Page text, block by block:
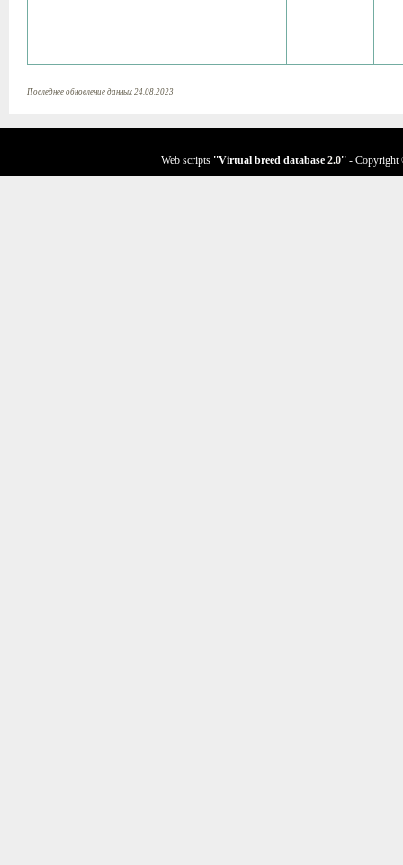
Последнее обновление данных 24.08.2023
Web scripts ''Virtual breed database 2.0'' - Copyright